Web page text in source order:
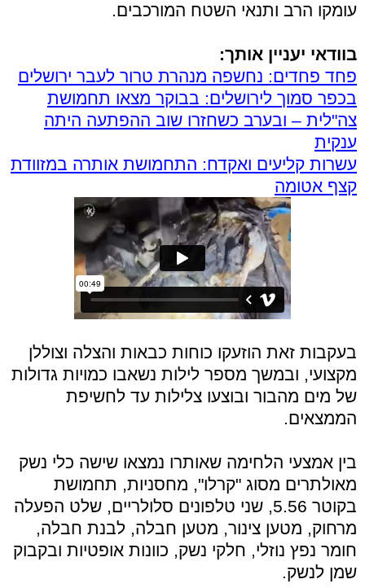
עומקו הרב ותנאי השטח המורכבים.
בוודאי יעניין אותך:
פחד פחדים: נחשפה מנהרת טרור לעבר ירושלים
בכפר סמוך לירושלים: בבוקר מצאו תחמושת
צה"לית – ובערב כשחזרו שוב ההפתעה היתה
ענקית
עשרות קליעים ואקדח: התחמושת אותרה במזוודת
קצף אטומה
בעקבות זאת הוזעקו כוחות כבאות והצלה וצוללן
מקצועי, ובמשך מספר לילות נשאבו כמויות גדולות
של מים מהבור ובוצעו צלילות עד לחשיפת
הממצאים.
בין אמצעי הלחימה שאותרו נמצאו שישה כלי נשק
מאולתרים מסוג "קרלו", מחסניות, תחמושת
בקוטר 5.56, שני טלפונים סלולריים, שלט הפעלה
מרחוק, מטען צינור, מטען חבלה, לבנת חבלה,
חומר נפץ נוזלי, חלקי נשק, כוונות אופטיות ובקבוק
שמן לנשק.